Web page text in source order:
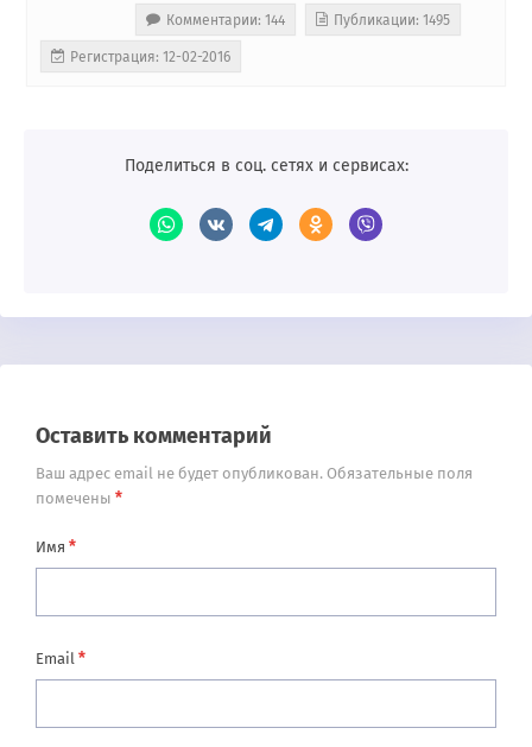
Комментарии: 144 Публикации: 1495
Регистрация: 12-02-2016
Поделиться в соц. сетях и сервисах:
Оставить комментарий
Ваш адрес email не будет опубликован. Обязательные поля
помечены *
Имя *
Email *